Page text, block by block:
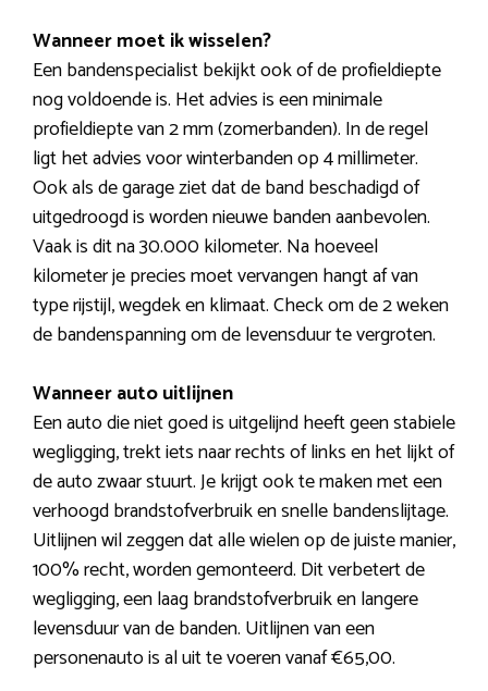
Wanneer moet ik wisselen?
Een bandenspecialist bekijkt ook of de profieldiepte
nog voldoende is. Het advies is een minimale
profieldiepte van 2 mm (zomerbanden). In de regel
ligt het advies voor winterbanden op 4 millimeter.
Ook als de garage ziet dat de band beschadigd of
uitgedroogd is worden nieuwe banden aanbevolen.
Vaak is dit na 30.000 kilometer. Na hoeveel
kilometer je precies moet vervangen hangt af van
type rijstijl, wegdek en klimaat. Check om de 2 weken
de bandenspanning om de levensduur te vergroten.
Wanneer auto uitlijnen
Een auto die niet goed is uitgelijnd heeft geen stabiele
wegligging, trekt iets naar rechts of links en het lijkt of
de auto zwaar stuurt. Je krijgt ook te maken met een
verhoogd brandstofverbruik en snelle bandenslijtage.
Uitlijnen wil zeggen dat alle wielen op de juiste manier,
100% recht, worden gemonteerd. Dit verbetert de
wegligging, een laag brandstofverbruik en langere
levensduur van de banden. Uitlijnen van een
personenauto is al uit te voeren vanaf €65,00.